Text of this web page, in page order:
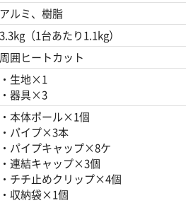
アルミ、樹脂
3.3kg（1台あたり1.1kg）
周囲ヒートカット
・生地×1
・器具×3
・本体ポール×1個
・パイプ×3本
・パイプキャップ×8ケ
・連結キャップ×3個
・チチ止めクリップ×4個
・収納袋×1個